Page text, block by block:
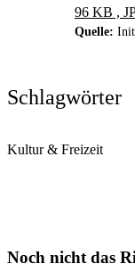
96 KB ,
Quelle:
Schlagwörter
Kultur & Freizeit
Noch nicht das